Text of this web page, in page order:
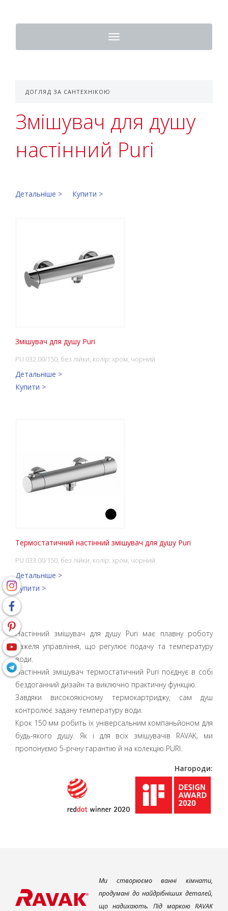
Toggle
navigation
ДОГЛЯД ЗА САНТЕХНІКОЮ
Змішувач для душу
настінний Puri
Детальніше > Купити >
Змішувач для душу Puri
PU 032.00/150, без лійки, колір: хром, чорний
Детальніше >
Купити >
Термостатичний настінний змішувач для душу Puri
PU 033.00/150, без лійки, колір: хром, чорний
Детальніше >
Купити >
Настінний змішувач для душу Puri має плавну роботу
важеля управління, що регулює подачу та температуру
води.
Настінний змішувач термостатичний Puri поєднує в собі
бездоганний дизайн та виключно практичну функцію.
Завдяки високоякісному термокартриджу, сам душ
контролює задану температуру води.
Крок 150 мм робить їх універсальним компаньйоном для
будь-якого душу. Як і для всіх змішувачів RAVAK, ми
пропонуємо 5-річну гарантію й на колекцію PURI.
Нагороди:
Ми створюємо ванні кімнати,
продумані до найдрібніших деталей,
що надихають. Під маркою RAVAK